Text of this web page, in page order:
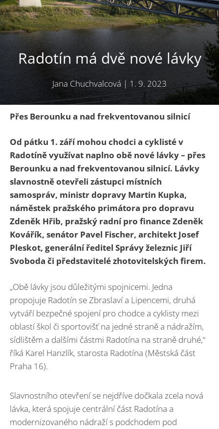
Radotín má dvě nové lávky
Jana Chuchvalcová | 1. 9. 2023
Přes Berounku a nad frekventovanou silnicí
Od pátku 1. září mohou chodci a cyklisté v
Radotíně využívat naplno obě nové lávky – přes
Berounku a nad frekventovanou silnicí. Lávky
slavnostně otevřeli zástupci místních
samospráv, ministr dopravy Martin Kupka,
náměstek pražského primátora pro dopravu
Zdeněk Hřib, pražský radní pro finance Zdeněk
Kovářík, senátor Pavel Fischer, architekt Josef
Pleskot, generální ředitel Správy železnic Jiří
Svoboda či představitelé zhotovitelských firem.
„Obě lávky jsou důležitými spojnicemi. Jedna
propojuje Radotín se Zbraslaví a Lipencemi, druhá
vytváří bezpečné spojení pro chodce a cyklisty mezi
oblastí škol či sportovišť na jedné straně a nádražím,
sídlištěm a dalšími částmi Radotína na straně druhé,“
říká Karel Hanzlík, starosta Radotína (Městská část
Praha 16).
Slavnostního otevření se nejdříve dočkala zcela nová
lávka, která spojuje centrální část Radotína a
modernizovaného nádraží s podchodem pod